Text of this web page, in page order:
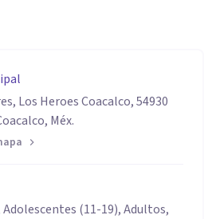
Los Heroes Coacalco, 54930
Méx.
(11-19), Adultos,